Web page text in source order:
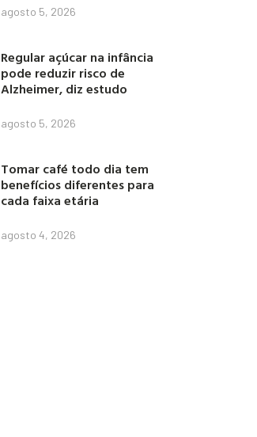
agosto 5, 2026
Regular açúcar na infância
pode reduzir risco de
Alzheimer, diz estudo
agosto 5, 2026
Tomar café todo dia tem
benefícios diferentes para
cada faixa etária
agosto 4, 2026